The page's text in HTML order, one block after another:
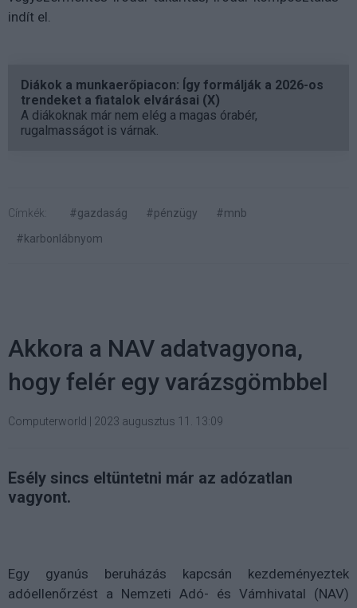
indít el.
Diákok a munkaerőpiacon: Így formálják a 2026-os
trendeket a fiatalok elvárásai (X)
A diákoknak már nem elég a magas órabér,
rugalmasságot is várnak.
Címkék: #gazdaság #pénzügy
#mnb
#karbonlábnyom
Akkora a NAV adatvagyona,
hogy felér egy varázsgömbbel
Computerworld 2023 augusztus 11. 13:09
Esély sincs eltüntetni már az adózatlan
vagyont.
Egy gyanús beruházás kapcsán kezdeményeztek
adóellenőrzést a Nemzeti Adó- és Vámhivatal (NAV)